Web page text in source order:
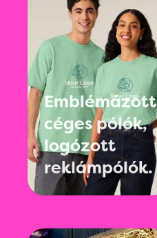
Emblémázott
céges pólók,
logózott
reklámpólók.